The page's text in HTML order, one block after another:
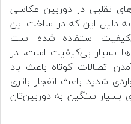
تقلبی در دوربین عکاسی
دلیل این که در ساخت این
استفاده شده است
بسیار بی‌کیفیت است، در
اتصالات کوتاه باعث باد
شدید باعث انفجار باتری
بسیار سنگین به دوربین‌تان